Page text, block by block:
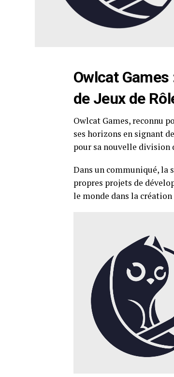
Owlcat Games
de Jeux de
Owlcat Games, reconnu
ses horizons en signant
pour sa nouvelle division
Dans un communiqué, la
propres projets de
le monde dans la